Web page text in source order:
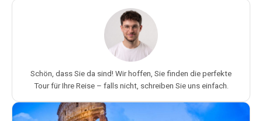
Schön, dass Sie da sind! Wir hoffen, Sie finden die perfekte
Tour für Ihre Reise – falls nicht, schreiben Sie uns einfach.